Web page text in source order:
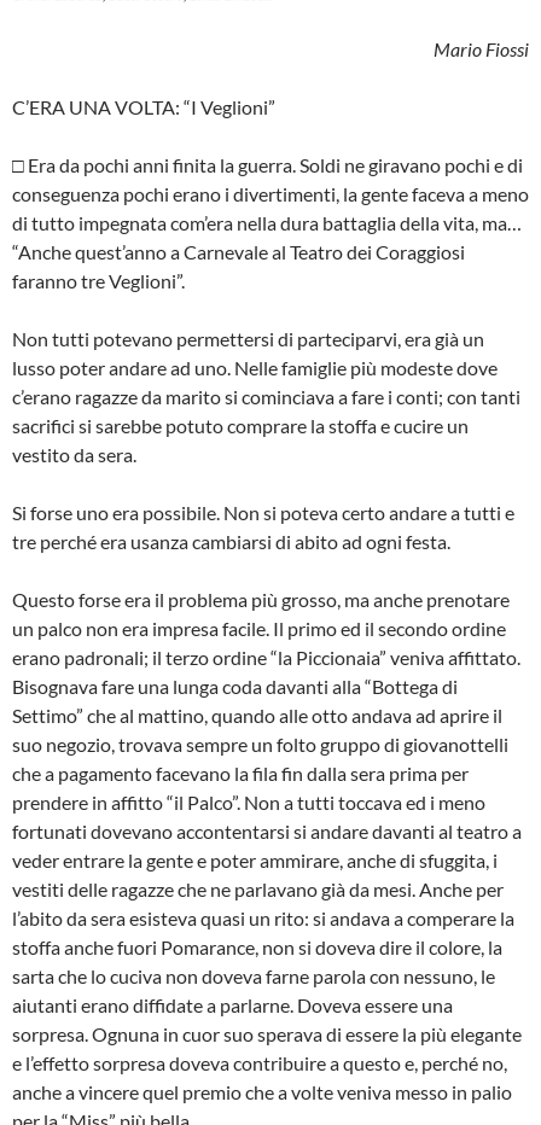
Mario Fiossi
C’ERA UNA VOLTA: “I Veglioni”
□ Era da pochi anni finita la guerra. Soldi ne giravano pochi e di
conseguenza pochi erano i divertimenti, la gente faceva a meno
di tutto impe­gnata com’era nella dura battaglia della vita, ma…
“Anche quest’anno a Carnevale al Teatro dei Coraggiosi
faranno tre Veglioni”.
Non tutti potevano permettersi di parteciparvi, era già un
lusso poter andare ad uno. Nelle famiglie più modeste dove
c’erano ragazze da marito si cominciava a fare i conti; con tanti
sacrifici si sarebbe potuto comprare la stoffa e cucire un
vestito da sera.
Si forse uno era possibile. Non si poteva certo andare a tutti e
tre perché era usanza cambiarsi di abito ad ogni festa.
Questo forse era il problema più grosso, ma anche prenotare
un palco non era impresa facile. Il primo ed il secondo ordine
erano padronali; il terzo ordine “la Piccionaia” veniva affittato.
Bisognava fare una lunga coda davanti alla “Bottega di
Settimo” che al mattino, quando alle otto andava ad aprire il
suo negozio, trovava sempre un folto gruppo di giovanottelli
che a pagamento facevano la fila fin dalla sera prima per
prendere in affitto “il Palco”. Non a tutti toccava ed i meno
fortunati dovevano accontentarsi si andare davanti al teatro a
veder entrare la gente e poter ammirare, anche di sfuggita, i
vestiti delle ragazze che ne parlavano già da mesi. Anche per
l’abito da sera esisteva quasi un rito: si andava a comperare la
stoffa anche fuori Pomarance, non si doveva dire il colore, la
sarta che lo cuciva non doveva farne parola con nessuno, le
aiutanti erano diffidate a parlarne. Doveva essere una
sorpresa. Ognuna in cuor suo sperava di essere la più elegante
e l’effetto sorpresa doveva contribuire a questo e, perché no,
anche a vincere quel premio che a volte veniva messo in palio
per la “Miss” più bella.